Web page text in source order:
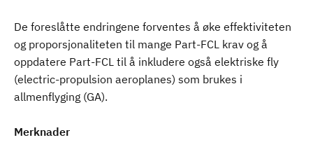
De foreslåtte endringene forventes å øke effektiviteten
og proporsjonaliteten til mange Part-FCL krav og å
oppdatere Part-FCL til å inkludere også elektriske fly
(electric-propulsion aeroplanes) som brukes i
allmenflyging (GA).
Merknader